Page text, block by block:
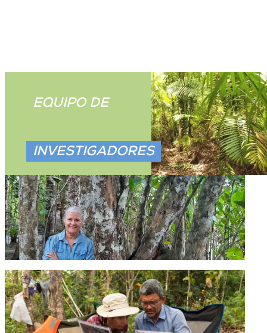
EQUIPO DE
INVESTIGADORES
INDRA CANDANEDO
Investigadora principal, especialista en Biología de la
Conservación. Docente e Investigadora de la
Universidad Tecnológica de Panamá, Centro Regional de
Panamá Oeste.
ALICIA IBÁÑEZ.
Especialista en Botánica y vegetación. Miembro del
Centro de Estudios y Acción Social Panameño (CEASPA).